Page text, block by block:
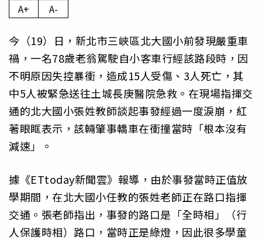
A+ A-
今（19）日，新北市三峽區北大國小前發現嚴重車
禍，一名78歲老翁駕駛自小客車行經該路段時，因
不明原因失控暴衝，造成15人受傷、3人死亡，其
中5人被緊急送往土城長庚醫院急救。在現場指揮交
通的北大國小張姓教師談起事發經過一度淚崩，紅
著眼眶表示，該輛肇事轎車在衝撞當時「根本沒有
減速」。
據《ETtoday新聞雲》報導，由於事發當時正值放
學期間，在北大國小任教的張姓老師正在路口指揮
交通。張老師指出，事發的路口是「全時相」（行
人保護時相）路口，當時正是綠燈，因此很多學童